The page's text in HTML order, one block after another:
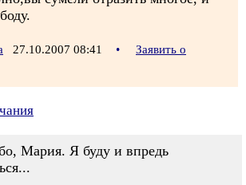
27.10.2007 08:41 •
Заявить о
Мария. Я буду и впредь